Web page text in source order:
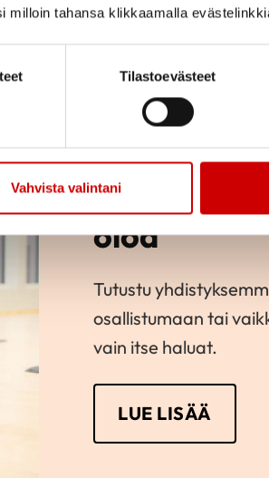
milloin tahansa klikkaamalla
Tilastoevästeet
Vahvista valintani
oloa
Tutustu
osallistumaan tai
vain itse haluat.
LUE LISÄÄ